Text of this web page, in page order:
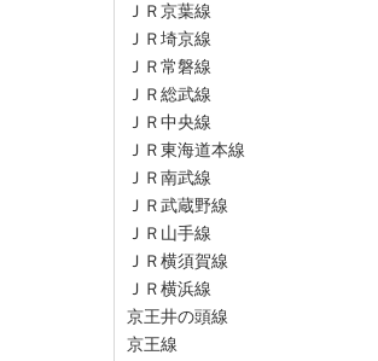
ＪＲ京葉線
ＪＲ埼京線
ＪＲ常磐線
ＪＲ総武線
ＪＲ中央線
ＪＲ東海道本線
ＪＲ南武線
ＪＲ武蔵野線
ＪＲ山手線
ＪＲ横須賀線
ＪＲ横浜線
京王井の頭線
京王線